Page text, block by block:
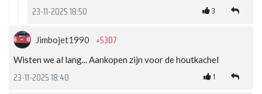
23-11-2025 18:50 3
Jimbojet1990 +5307
Wisten we al lang... Aankopen zijn voor de houtkachel
23-11-2025 18:40 1